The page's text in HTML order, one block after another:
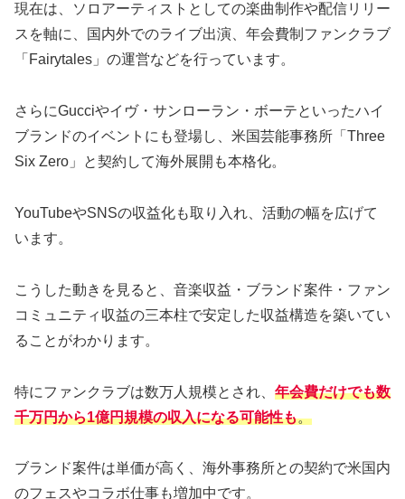
現在は、ソロアーティストとしての楽曲制作や配信リリー
スを軸に、国内外でのライブ出演、年会費制ファンクラブ
「Fairytales」の運営などを行っています。
さらにGucciやイヴ・サンローラン・ボーテといったハイ
ブランドのイベントにも登場し、米国芸能事務所「Three
Six Zero」と契約して海外展開も本格化。
YouTubeやSNSの収益化も取り入れ、活動の幅を広げて
います。
こうした動きを見ると、音楽収益・ブランド案件・ファン
コミュニティ収益の三本柱で安定した収益構造を築いてい
ることがわかります。
特にファンクラブは数万人規模とされ、 年会費だけでも数
千万円から1億円規模の収入になる可能性も。
ブランド案件は単価が高く、海外事務所との契約で米国内
のフェスやコラボ仕事も増加中です。